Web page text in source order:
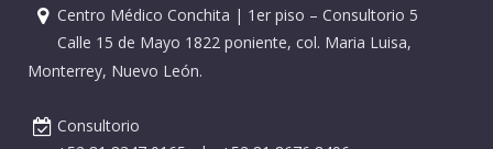
Centro Médico Conchita | 1er piso – Consultorio 5
Calle 15 de Mayo 1822 poniente, col. Maria Luisa,
Monterrey, Nuevo León.
Consultorio